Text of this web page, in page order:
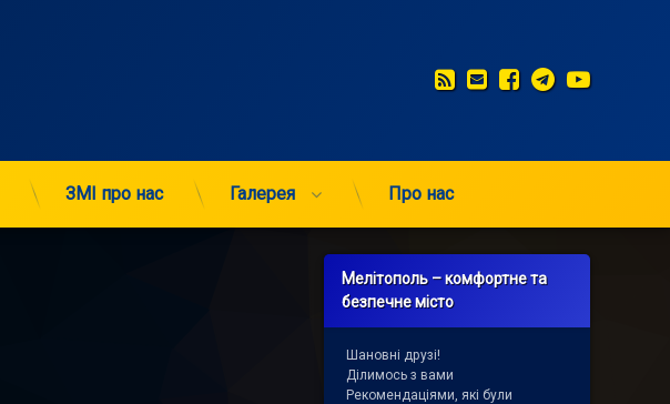
RSSE-mailFacebook
Telegram
ЗМІ про нас Галерея Про нас
Мелітополь – комфортне та
безпечне місто
Шановні друзі!
Ділимось з вами
Рекомендаціями, які були